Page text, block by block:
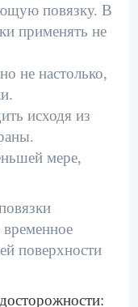
повязку. В
применять не
не настолько,
исходя из
мере,
поверхности